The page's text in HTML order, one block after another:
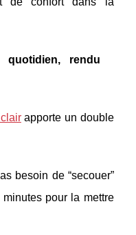
rendu
apporte un double
besoin de “secouer”
pour la mettre